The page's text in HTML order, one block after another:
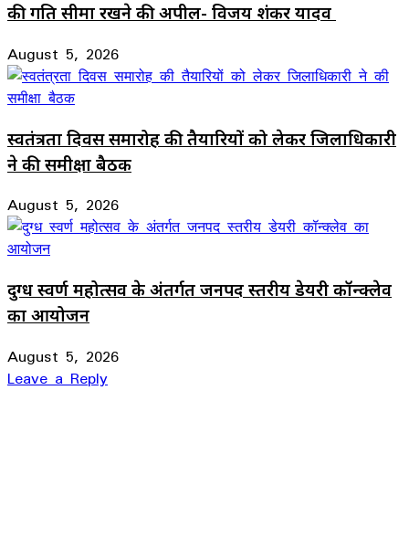
की गति सीमा रखने की अपील- विजय शंकर यादव
August 5, 2026
स्वतंत्रता दिवस समारोह की तैयारियों को लेकर जिलाधिकारी
ने की समीक्षा बैठक
August 5, 2026
दुग्ध स्वर्ण महोत्सव के अंतर्गत जनपद स्तरीय डेयरी कॉन्क्लेव
का आयोजन
August 5, 2026
Leave a Reply